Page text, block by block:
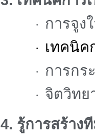
· การจูง
· เทคนิค
· การกร
· จิตวิทย
4. รู้การสร้าง